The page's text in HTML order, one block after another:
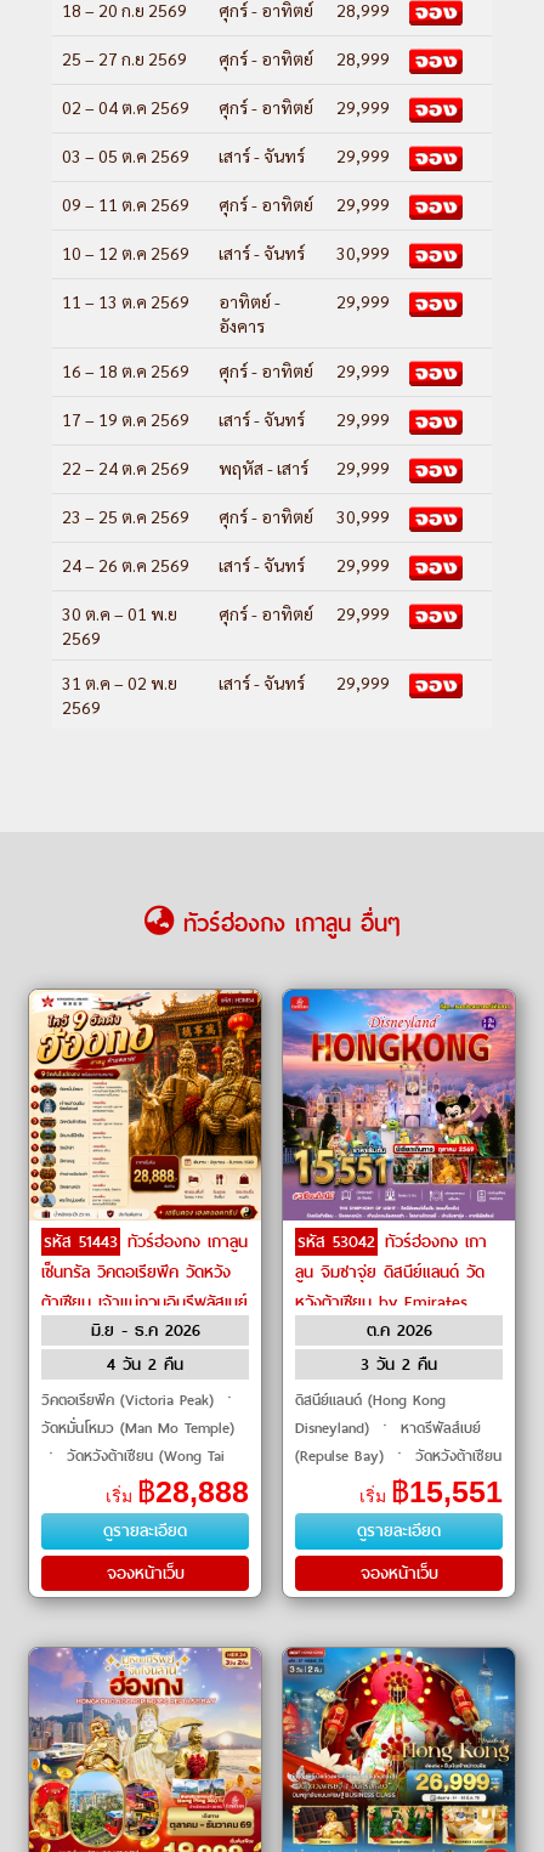
18 – 20 ก.ย 2569 ศุกร์ - อาทิตย์ 28,999
25 – 27 ก.ย 2569 ศุกร์ - อาทิตย์ 28,999
02 – 04 ต.ค 2569 ศุกร์ - อาทิตย์ 29,999
03 – 05 ต.ค 2569 เสาร์ - จันทร์ 29,999
09 – 11 ต.ค 2569 ศุกร์ - อาทิตย์ 29,999
10 – 12 ต.ค 2569 เสาร์ - จันทร์ 30,999
11 – 13 ต.ค 2569
อาทิตย์ -
อังคาร
29,999
16 – 18 ต.ค 2569 ศุกร์ - อาทิตย์ 29,999
17 – 19 ต.ค 2569 เสาร์ - จันทร์ 29,999
22 – 24 ต.ค 2569 พฤหัส - เสาร์ 29,999
23 – 25 ต.ค 2569 ศุกร์ - อาทิตย์ 30,999
24 – 26 ต.ค 2569 เสาร์ - จันทร์ 29,999
30 ต.ค – 01 พ.ย
2569
ศุกร์ - อาทิตย์ 29,999
31 ต.ค – 02 พ.ย
2569
เสาร์ - จันทร์ 29,999
ทัวร์ฮ่องกง เกาลูน อื่นๆ
รหัส 51443 ทัวร์ฮ่องกง เกาลูน
เซ็นทรัล วิคตอเรียพีค วัดหวัง
ต้าเซียน เจ้าแม่กวนอิมรีพลัสเบย์
by Hong Kong Airlines
มิ.ย - ธ.ค 2026
4 วัน 2 คืน
วิคตอเรียพีค (Victoria Peak) ㆍ
วัดหมั่นโหมว (Man Mo Temple)
ㆍ วัดหวังต้าเซียน (Wong Tai
Sin Temple) ㆍ กระเช้านองปิง
360 (Ngong Ping 360) ㆍ วัด
แชกงหมิว (Che Kung Templ
เริ่ม ฿28,888
ดูรายละเอียด
จองหน้าเว็บ
รหัส 53042 ทัวร์ฮ่องกง เกา
ลูน จิมซาจุ่ย ดิสนีย์แลนด์ วัด
หวังต้าเซียน by Emirates
ต.ค 2026
3 วัน 2 คืน
ดิสนีย์แลนด์ (Hong Kong
Disneyland) ㆍ หาดรีพัลส์เบย์
(Repulse Bay) ㆍ วัดหวังต้าเซียน
(Wong Tai Sin Temple) ㆍ วัด
แชกงหมิว (Che Kung Temple)
ㆍ วัดเจ้าแม่กวนอิ�
เริ่ม ฿15,551
ดูรายละเอียด
จองหน้าเว็บ